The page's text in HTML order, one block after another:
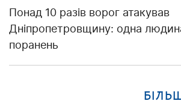
Понад 10 разів ворог атакував
Дніпропетровщину: одна
поранень